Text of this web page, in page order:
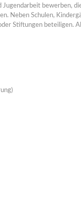
bewerben,
Neben Schulen,
Stiftungen beteiligen.